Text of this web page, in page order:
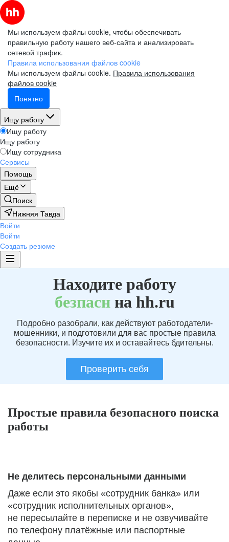
Мы используем файлы cookie, чтобы обеспечивать
правильную работу нашего веб-сайта и анализировать
сетевой трафик.
Правила использования файлов cookie
Мы используем файлы cookie. Правила использования
файлов cookie
Понятно
Ищу работу
Ищу работу
Ищу работу
Ищу сотрудника
Сервисы
Помощь
Ещё
Поиск
Нижняя Тавда
Войти
Войти
Создать резюме
Находите работу
безпаснна hh.ru
Подробно разобрали, как действуют работодатели-
мошенники, и подготовили для вас простые правила
безопасности. Изучите их и оставайтесь бдительны.
Проверить себя
Простые правила безопасного поиска
работы
Не делитесь персональными данными
Даже если это якобы «сотрудник банка» или
«сотрудник исполнительных органов»,
не пересылайте в переписке и не озвучивайте
по телефону платёжные или паспортные